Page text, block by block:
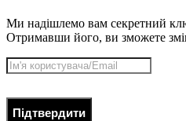
Ми надішлемо вам секретний
Отримавши його, ви зможете
Підтвердити